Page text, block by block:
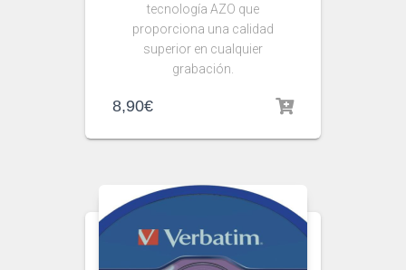
tecnología AZO que
proporciona una calidad
superior en cualquier
grabación.
8,90€